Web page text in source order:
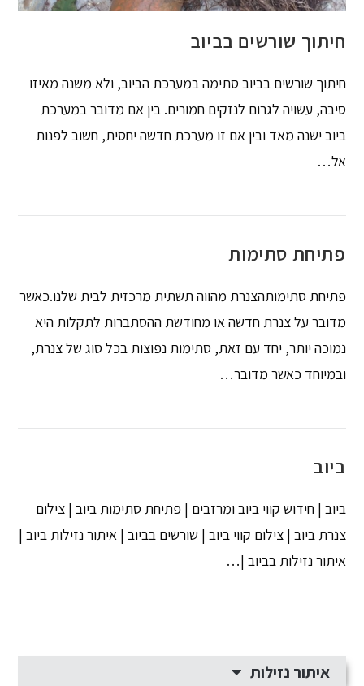
חיתוך שורשים בביוב
חיתוך שורשים בביוב סתימה במערכת הביוב, ולא משנה מאיזו
סיבה, עשויה לגרום לנזקים חמורים. בין אם מדובר במערכת
ביוב ישנה מאד ובין אם זו מערכת חדשה יחסית, חשוב לפנות
אל…
פתיחת סתימות
פתיחת סתימותהצנרת מהווה תשתית מרכזית לבית שלנו.כאשר
מדובר על צנרת חדשה או מחודשת ההסתברות לתקלות היא
נמוכה יותר, יחד עם זאת, סתימות נפוצות בכל סוג של צנרת,
ובמיוחד כאשר מדובר…
ביוב
ביוב | חידוש קווי ביוב ומרזבים | פתיחת סתימות ביוב | צילום
צנרת ביוב | צילום קווי ביוב | שורשים בביוב | איתור נזילות ביוב |
איתור נזילות בביוב |…
איתור נזילות